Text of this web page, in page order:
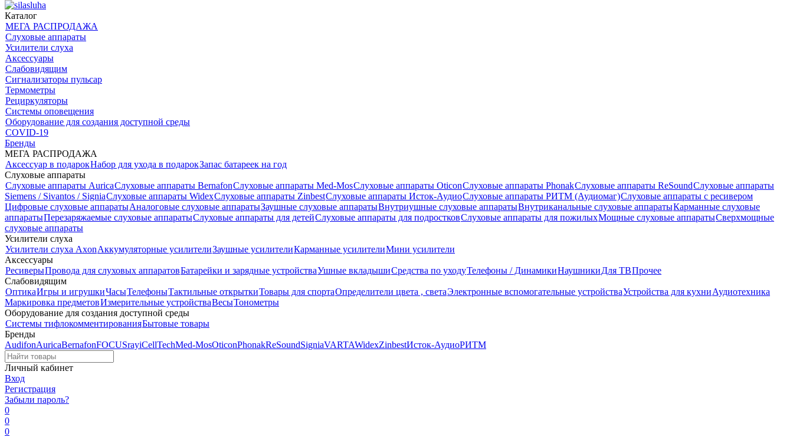
Каталог
МЕГА РАСПРОДАЖА
Слуховые аппараты
Усилители слуха
Аксессуары
Слабовидящим
Сигнализаторы пульсар
Термометры
Рециркуляторы
Cистемы оповещения
Оборудование для создания доступной среды
COVID-19
Бренды
МЕГА РАСПРОДАЖА
Аксессуар в подарокНабор для ухода в подарокЗапас батареек на год
Слуховые аппараты
Слуховые аппараты AuricaСлуховые аппараты BernafonСлуховые аппараты Med-MosСлуховые аппараты OticonСлуховые аппараты PhonakСлуховые аппараты ReSoundСлуховые аппараты
Siemens / Sivantos / SigniaСлуховые аппараты WidexСлуховые аппараты ZinbestСлуховые аппараты Исток-АудиоСлуховые аппараты РИТМ (Аудиомаг)Слуховые аппараты с ресивером
Цифровые слуховые аппаратыАналоговые слуховые аппаратыЗаушные слуховые аппаратыВнутриушные слуховые аппаратыВнутриканальные слуховые аппаратыКарманные слуховые
аппаратыПерезаряжаемые слуховые аппаратыСлуховые аппараты для детейСлуховые аппараты для подростковСлуховые аппараты для пожилыхМощные слуховые аппаратыСверхмощные
слуховые аппараты
Усилители слуха
Усилители слуха AxonАккумуляторные усилителиЗаушные усилителиКарманные усилителиМини усилители
Аксессуары
РесиверыПровода для слуховых аппаратовБатарейки и зарядные устройстваУшные вкладышиСредства по уходуТелефоны / ДинамикиНаушникиДля ТВПрочее
Слабовидящим
ОптикаИгры и игрушкиЧасыТелефоныТактильные открыткиТовары для спортаОпределители цвета , светаЭлектронные вспомогательные устройстваУстройства для кухниАудиотехника
Маркировка предметовИзмерительные устройстваВесыТонометры
Оборудование для создания доступной среды
Системы тифлокомментированияБытовые товары
Бренды
AudifonAuricaBernafonFOCUSrayiCellTechMed-MosOticonPhonakReSoundSigniaVARTAWidexZinbestИсток-АудиоРИТМ
Личный кабинет
Вход
Регистрация
Забыли пароль?
0
0
0